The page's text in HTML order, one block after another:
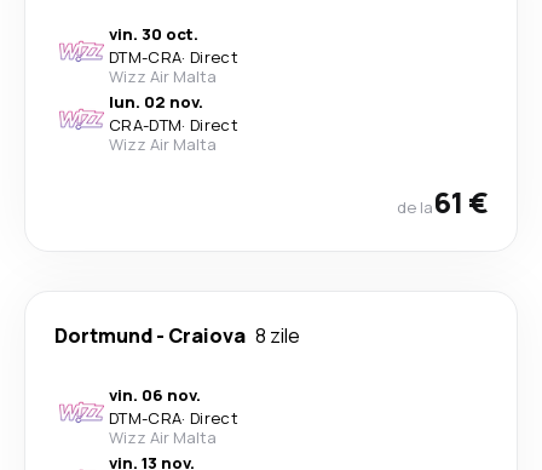
vin. 30 oct.
DTM-CRA· Direct
Wizz Air Malta
lun. 02 nov.
CRA-DTM· Direct
Wizz Air Malta
de la61 €
Dortmund- Craiova 8 zile
vin. 06 nov.
DTM-CRA· Direct
Wizz Air Malta
vin. 13 nov.